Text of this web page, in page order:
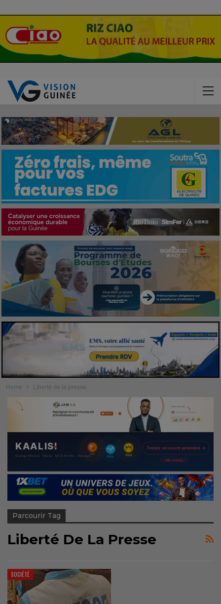
Home Liberté de la presse
Parcourir Tag
Liberté De La Presse
SOCIÉTÉ